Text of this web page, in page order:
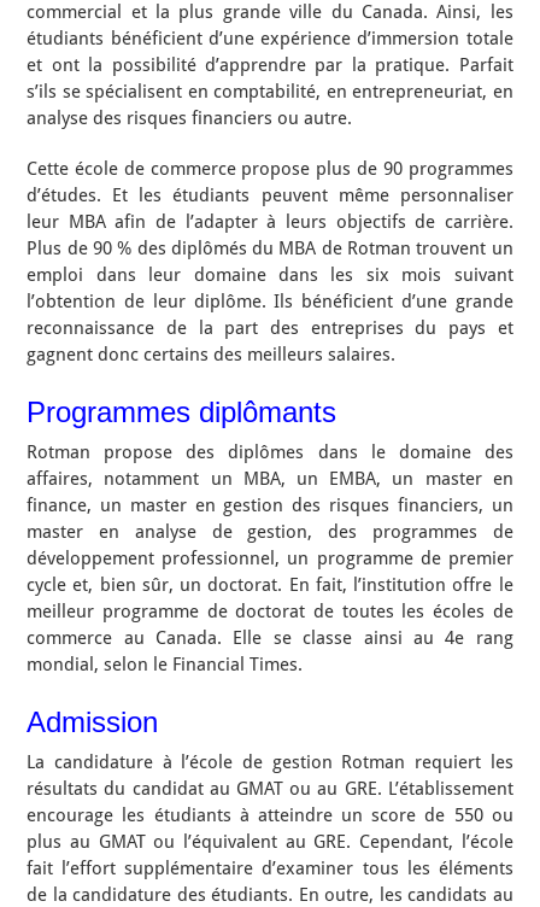
commercial et la plus grande ville du Canada. Ainsi, les
étudiants bénéficient d’une expérience d’immersion totale
et ont la possibilité d’apprendre par la pratique. Parfait
s’ils se spécialisent en comptabilité, en entrepreneuriat, en
analyse des risques financiers ou autre.
Cette école de commerce propose plus de 90 programmes
d’études. Et les étudiants peuvent même personnaliser
leur MBA afin de l’adapter à leurs objectifs de carrière.
Plus de 90 % des diplômés du MBA de Rotman trouvent un
emploi dans leur domaine dans les six mois suivant
l’obtention de leur diplôme. Ils bénéficient d’une grande
reconnaissance de la part des entreprises du pays et
gagnent donc certains des meilleurs salaires.
Programmes diplômants
Rotman propose des diplômes dans le domaine des
affaires, notamment un MBA, un EMBA, un master en
finance, un master en gestion des risques financiers, un
master en analyse de gestion, des programmes de
développement professionnel, un programme de premier
cycle et, bien sûr, un doctorat. En fait, l’institution offre le
meilleur programme de doctorat de toutes les écoles de
commerce au Canada. Elle se classe ainsi au 4e rang
mondial, selon le Financial Times.
Admission
La candidature à l’école de gestion Rotman requiert les
résultats du candidat au GMAT ou au GRE. L’établissement
encourage les étudiants à atteindre un score de 550 ou
plus au GMAT ou l’équivalent au GRE. Cependant, l’école
fait l’effort supplémentaire d’examiner tous les éléments
de la candidature des étudiants. En outre, les candidats au